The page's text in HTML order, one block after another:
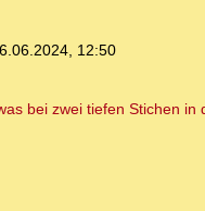
12:50
bei zwei tiefen Stichen in